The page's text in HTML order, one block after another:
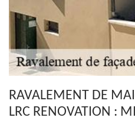
RAVALEMENT DE
LRC RENOVATION :